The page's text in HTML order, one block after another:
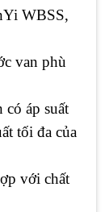
WBSS,
van phù
có áp suất
tối đa của
với chất